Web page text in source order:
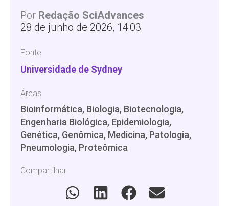
Por Redação SciAdvances
28 de junho de 2026, 14:03
Fonte
Universidade de Sydney
Áreas
Bioinformática, Biologia, Biotecnologia,
Engenharia Biológica, Epidemiologia,
Genética, Genômica, Medicina, Patologia,
Pneumologia, Proteômica
Compartilhar